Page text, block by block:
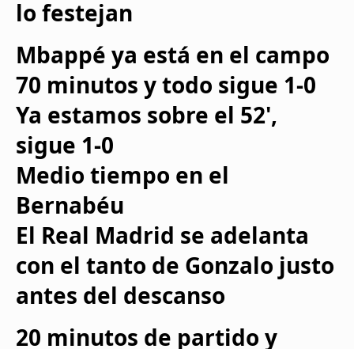
lo festejan
Mbappé ya está en el campo
70 minutos y todo sigue 1-0
Ya estamos sobre el 52',
sigue 1-0
Medio tiempo en el
Bernabéu
El Real Madrid se adelanta
con el tanto de Gonzalo justo
antes del descanso
20 minutos de partido y